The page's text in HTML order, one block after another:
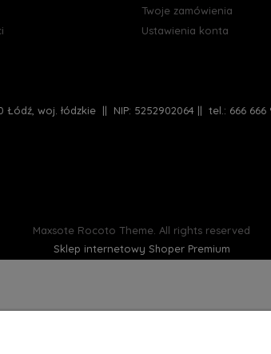
Twoje zamówienia
Ustawienia konta
Łódź, woj. łódzkie || NIP: 5252902064 || tel.: 666
Maxsote Rocoto Theme. All rights reserved
Sklep internetowy Shoper Premium